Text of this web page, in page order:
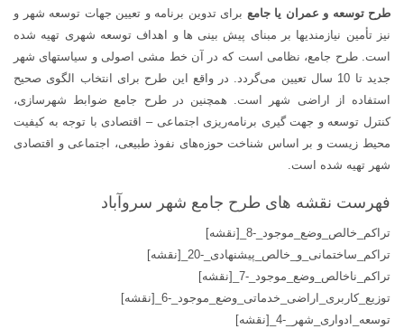
طرح توسعه و عمران یا جامع برای تدوین برنامه و تعیین جهات توسعه شهر و
نیز تأمین نیازمندیها بر مبنای پیش بینی ها و اهداف توسعه شهری تهیه شده
است. طرح جامع، نظامی است که در آن خط مشی اصولی و سیاستهای شهر
جدید تا 10 سال تعیین می‌گردد. در واقع این طرح برای انتخاب الگوی صحیح
استفاده از اراضی شهر است. همچنین در طرح جامع ضوابط شهرسازی،
کنترل توسعه و جهت گیری برنامه‌ریزی اجتماعی – اقتصادی با توجه به کیفیت
محیط زیست و بر اساس شناخت حوزه‌های نفوذ طبیعی، اجتماعی و اقتصادی
شهر تهیه شده است.
فهرست نقشه های طرح جامع شهر سروآباد
تراکم_خالص_وضع_موجود_-8_[نقشه]
تراکم_ساختمانی_و_خالص_پیشنهادی_-20_[نقشه]
تراکم_ناخالص_وضع_موجود_-7_[نقشه]
توزیع_کاربری_اراضی_خدماتی_وضع_موجود_-6_[نقشه]
توسعه_ادواری_شهر_-4_[نقشه]